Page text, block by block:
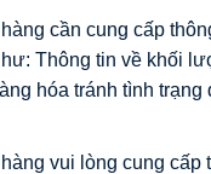
cần cung cấp
Thông tin về khối
hóa tránh tình trạng
vui lòng cung cấp